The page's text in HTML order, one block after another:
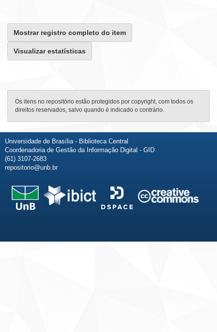
Mostrar registro completo do item
Visualizar estatísticas
Os itens no repositório estão protegidos por copyright, com todos os
direitos reservados, salvo quando é indicado o contrário.
Universidade de Brasília - Biblioteca Central
Coordenadoria de Gestão da Informação Digital - GID
(61) 3107-2683
repositorio@unb.br